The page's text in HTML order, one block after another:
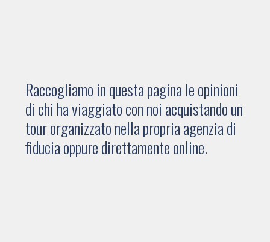
Raccogliamo in questa pagina le opinioni
di chi ha viaggiato con noi acquistando un
tour organizzato nella propria agenzia di
fiducia oppure direttamente online.